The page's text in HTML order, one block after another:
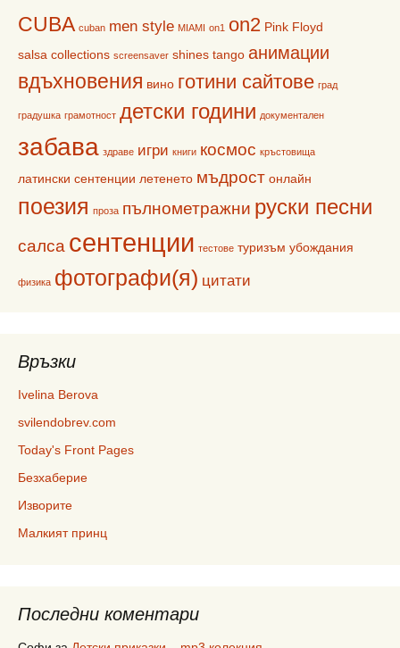
CUBA cuban men style MIAMI on1 on2 Pink Floyd
salsa collections screensaver shines tango анимации
вдъхновения вино готини сайтове град
градушка грамотност детски години документален
забава здраве игри книги космос кръстовища
латински сентенции летенето мъдрост онлайн
поезия проза пълнометражни руски песни
салса сентенции тестове туризъм убождания
физика фотографи(я) цитати
Връзки
Ivelina Berova
svilendobrev.com
Today's Front Pages
Безхаберие
Изворите
Малкият принц
Последни коментари